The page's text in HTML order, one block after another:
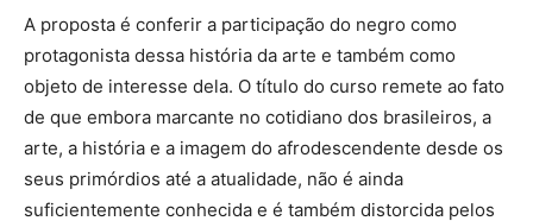
A proposta é conferir a participação do negro como
protagonista dessa história da arte e também como
objeto de interesse dela. O título do curso remete ao fato
de que embora marcante no cotidiano dos brasileiros, a
arte, a história e a imagem do afrodescendente desde os
seus primórdios até a atualidade, não é ainda
suficientemente conhecida e é também distorcida pelos